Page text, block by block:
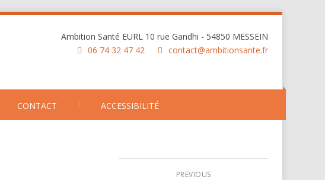
Ambition Santé EURL 10 rue Gandhi - 54850 MESSEIN
06 74 32 47 42
contact@ambitionsante.fr
CONTACT ACCESSIBILITÉ
PREVIOUS